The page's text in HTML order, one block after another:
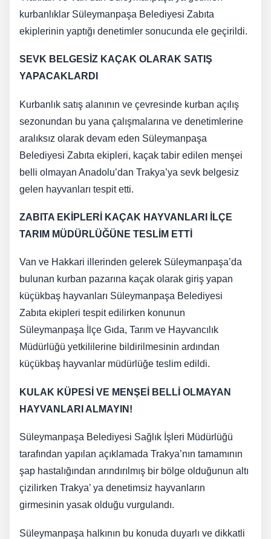
kurbanlıklar Süleymanpaşa Belediyesi Zabıta
ekiplerinin yaptığı denetimler sonucunda ele geçirildi.
SEVK BELGESİZ KAÇAK OLARAK SATIŞ
YAPACAKLARDI
Kurbanlık satış alanının ve çevresinde kurban açılış
sezonundan bu yana çalışmalarına ve denetimlerine
aralıksız olarak devam eden Süleymanpaşa
Belediyesi Zabıta ekipleri, kaçak tabir edilen menşei
belli olmayan Anadolu’dan Trakya’ya sevk belgesiz
gelen hayvanları tespit etti.
ZABITA EKİPLERİ KAÇAK HAYVANLARI İLÇE
TARIM MÜDÜRLÜĞÜNE TESLİM ETTİ
Van ve Hakkari illerinden gelerek Süleymanpaşa’da
bulunan kurban pazarına kaçak olarak giriş yapan
küçükbaş hayvanları Süleymanpaşa Belediyesi
Zabıta ekipleri tespit edilirken konunun
Süleymanpaşa İlçe Gıda, Tarım ve Hayvancılık
Müdürlüğü yetkililerine bildirilmesinin ardından
küçükbaş hayvanlar müdürlüğe teslim edildi.
KULAK KÜPESİ VE MENŞEİ BELLİ OLMAYAN
HAYVANLARI ALMAYIN!
Süleymanpaşa Belediyesi Sağlık İşleri Müdürlüğü
tarafından yapılan açıklamada Trakya’nın tamamının
şap hastalığından arındırılmış bir bölge olduğunun altı
çizilirken Trakya’ ya denetimsiz hayvanların
girmesinin yasak olduğu vurgulandı.
Süleymanpaşa halkının bu konuda duyarlı ve dikkatli